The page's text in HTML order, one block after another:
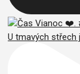
U tmavých střech